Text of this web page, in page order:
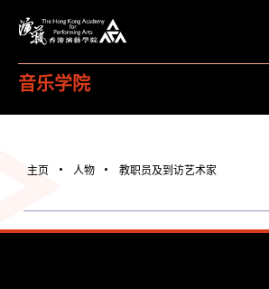
音乐学院
主页 人物 教职员及到访艺术家